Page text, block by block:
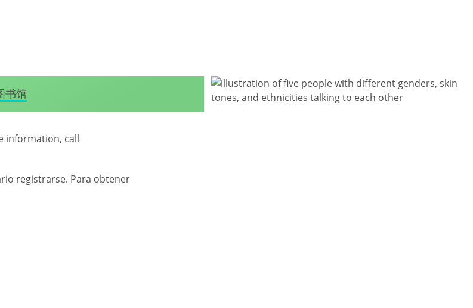
书馆
information, call
registrarse. Para obtener